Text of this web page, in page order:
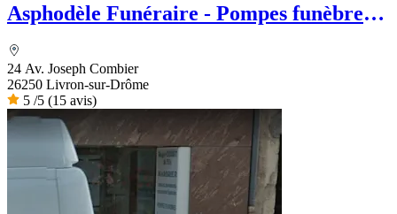
Asphodèle Funéraire - Pompes funèbres
24 Av. Joseph Combier
26250 Livron-sur-Drôme
5 /5 (15 avis)